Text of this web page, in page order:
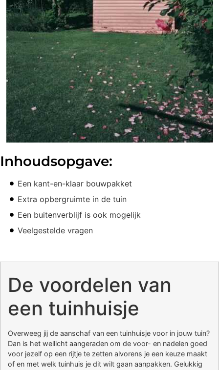
Inhoudsopgave:
Een kant-en-klaar bouwpakket
Extra opbergruimte in de tuin
Een buitenverblijf is ook mogelijk
Veelgestelde vragen
De voordelen van
een tuinhuisje
Overweeg jij de aanschaf van een tuinhuisje voor in jouw tuin?
Dan is het wellicht aangeraden om de voor- en nadelen goed
voor jezelf op een rijtje te zetten alvorens je een keuze maakt
of en met welk tuinhuis je dit wilt gaan aanpakken. Gelukkig